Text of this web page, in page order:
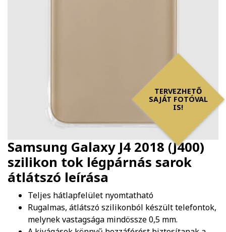
TERVEZHETŐ
SAJÁT FOTÓVAL
IS!
Samsung Galaxy J4 2018 (J400)
szilikon tok légpárnás sarok
átlátszó leírása
Teljes hátlapfelület nyomtatható
Rugalmas, átlátszó szilikonból készült telefontok,
melynek vastagsága mindössze 0,5 mm.